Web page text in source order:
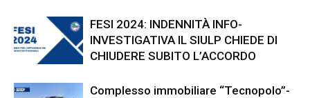
FESI 2024: INDENNITÀ INFO-
INVESTIGATIVA IL SIULP CHIEDE DI
CHIUDERE SUBITO L’ACCORDO
Complesso immobiliare “Tecnopolo”-